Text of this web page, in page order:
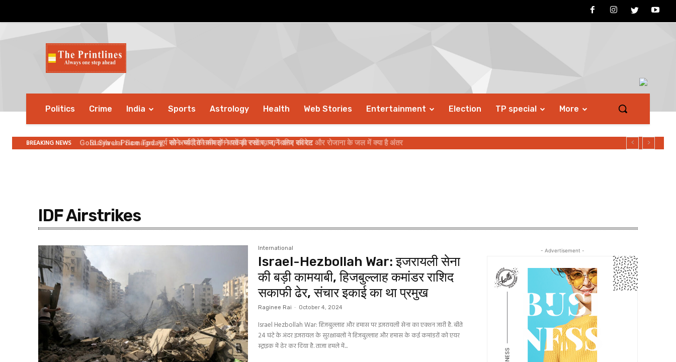
Politics Crime India Sports Astrology Health Web Stories Entertainment Election TP special More
BREAKING NEWS Gold Silver Price Today: सोने-चांदी की कीमतों ने पकड़ी रफ्तार, जानें आज का रेट
Surya Jal Samagri: सूर्य को अर्घ्य देते समय इन बातों का रखें ध्यान, जानिए रविवार और रोजाना के जल में क्या है अंतर
IDF Airstrikes
International
Israel-Hezbollah War: इजरायली सेना
की बड़ी कामयाबी, हिजबुल्लाह कमांडर राशिद
सकाफी ढेर, संचार इकाई का था प्रमुख
Raginee Rai - October 4, 2024
Israel Hezbollah War: हिजबुल्‍लाह और हमास पर इजरायली सेना का एक्‍शन जारी है. बीते
24 घंटे के अंदर इजरायल के सुरक्षाबलों ने हिजबुल्‍लाह और हमास के कई कमांडरों को एयर
स्‍ट्राइक में ढेर कर दिया है. ताजा हमले में...
- Advertisement -